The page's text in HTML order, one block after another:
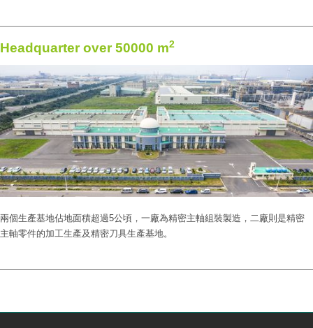
Headquarter over 50000 m2
兩個生產基地佔地面積超過5公頃，一廠為精密主軸組裝製造，二廠則是精密
主軸零件的加工生產及精密刀具生產基地。